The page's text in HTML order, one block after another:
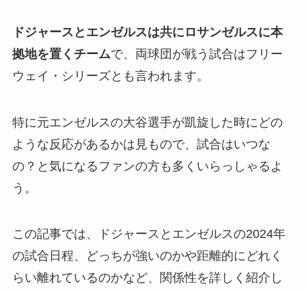
ドジャースとエンゼルスは共にロサンゼルスに本
拠地を置くチームで、両球団が戦う試合はフリー
ウェイ・シリーズとも言われます。
特に元エンゼルスの大谷選手が凱旋した時にどの
ような反応があるかは見もので、試合はいつな
の？と気になるファンの方も多くいらっしゃるよ
う。
この記事では、ドジャースとエンゼルスの2024年
の試合日程、どっちが強いのかや距離的にどれく
らい離れているのかなど、関係性を詳しく紹介し